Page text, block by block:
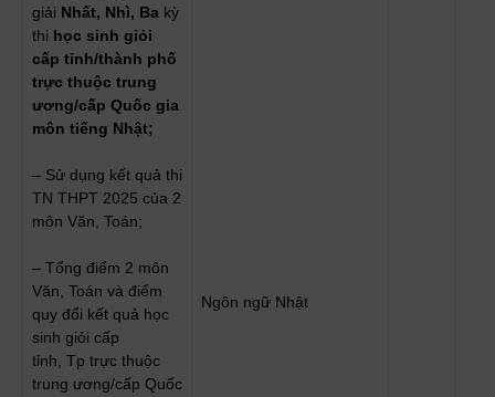
giải Nhất, Nhì, Ba kỳ
thi học sinh giỏi
cấp tỉnh/thành phố
trực thuộc trung
ương/cấp Quốc gia
môn tiếng Nhật;
– Sử dụng kết quả thi
TN THPT 2025 của 2
môn Văn, Toán;
– Tổng điểm 2 môn
Văn, Toán và điểm
quy đổi kết quả học
sinh giỏi cấp
tỉnh, Tp trực thuộc
trung ương/cấp Quốc
Ngôn ngữ Nhật